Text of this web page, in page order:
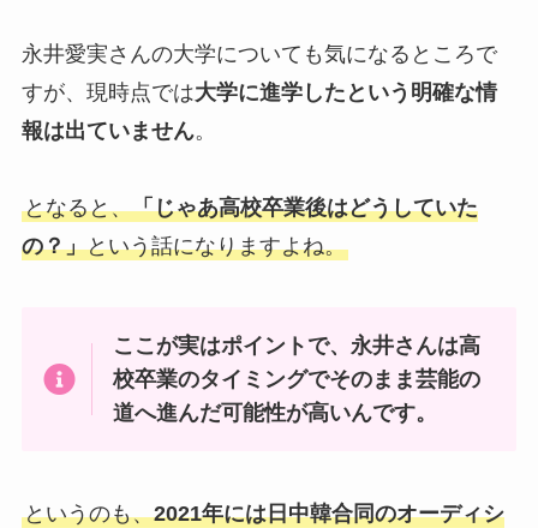
永井愛実さんの大学についても気になるところで
すが、現時点では大学に進学したという明確な情
報は出ていません。
となると、「じゃあ高校卒業後はどうしていた
の？」という話になりますよね。
ここが実はポイントで、永井さんは高
校卒業のタイミングでそのまま芸能の
道へ進んだ可能性が高いんです。
というのも、2021年には日中韓合同のオーディシ